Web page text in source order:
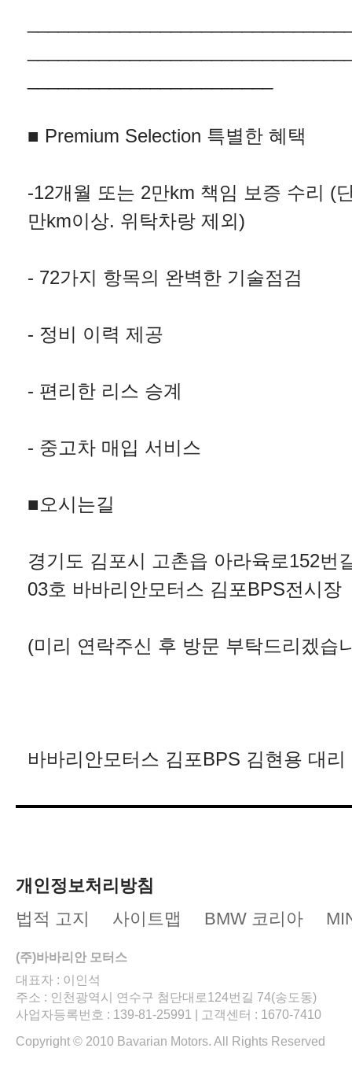
■ Premium Selection 특별한 혜택
-12개월 또는 2만km 책임 보증 수리 (
만km이상. 위탁차랑 제외)
- 72가지 항목의 완벽한 기술점검
- 정비 이력 제공
- 편리한 리스 승계
- 중고차 매입 서비스
■오시는길
경기도 김포시 고촌읍 아라육로152번
03호 바바리안모터스 김포BPS전시장
(미리 연락주신 후 방문 부탁드리겠습
바바리안모터스 김포BPS 김현용 대리​
개인정보처리방침
법적 고지
사이트맵 BMW 코리아
(주)바바리안 모터스
대표자 : 이인석
주소 : 인천광역시 연수구 첨단대로124번길 74(송도동)
사업자등록번호 : 139-81-25991 | 고객센터 : 1670-7410
Copyright © 2010 Bavarian Motors. All Rights Reserved